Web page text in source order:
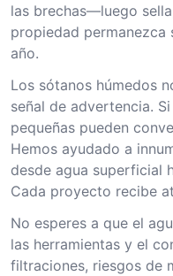
las brechas—luego
propiedad permanezca
año.
Los sótanos húmedos
señal de advertencia.
pequeñas pueden
Hemos ayudado a
desde agua superficial
Cada proyecto recibe
No esperes a que el
las herramientas y el
filtraciones, riesgos de